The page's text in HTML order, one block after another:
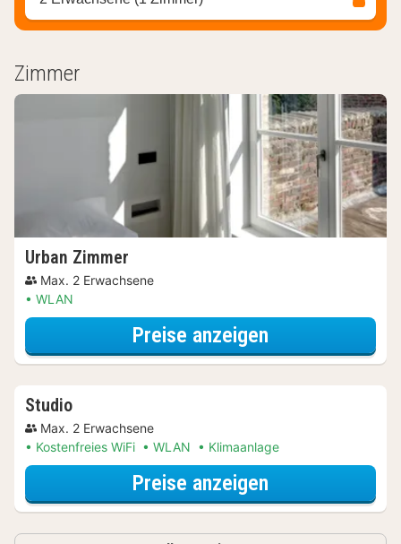
Zimmer
Urban Zimmer
Max. 2 Erwachsene
WLAN
Preise anzeigen
Studio
Max. 2 Erwachsene
Kostenfreies WiFi
WLAN Klimaanlage
Preise anzeigen